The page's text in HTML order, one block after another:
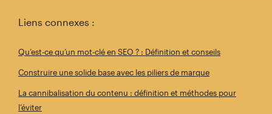
Liens connexes :
Qu’est-ce qu’un mot-clé en SEO ? : Définition et conseils
Construire une solide base avec les piliers de marque
La cannibalisation du contenu : définition et méthodes pour
l’éviter